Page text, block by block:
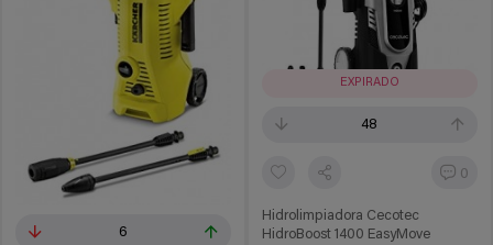
6
EXPIRADO
48
0
Hidrolimpiadora Cecotec
HidroBoost 1400 EasyMove